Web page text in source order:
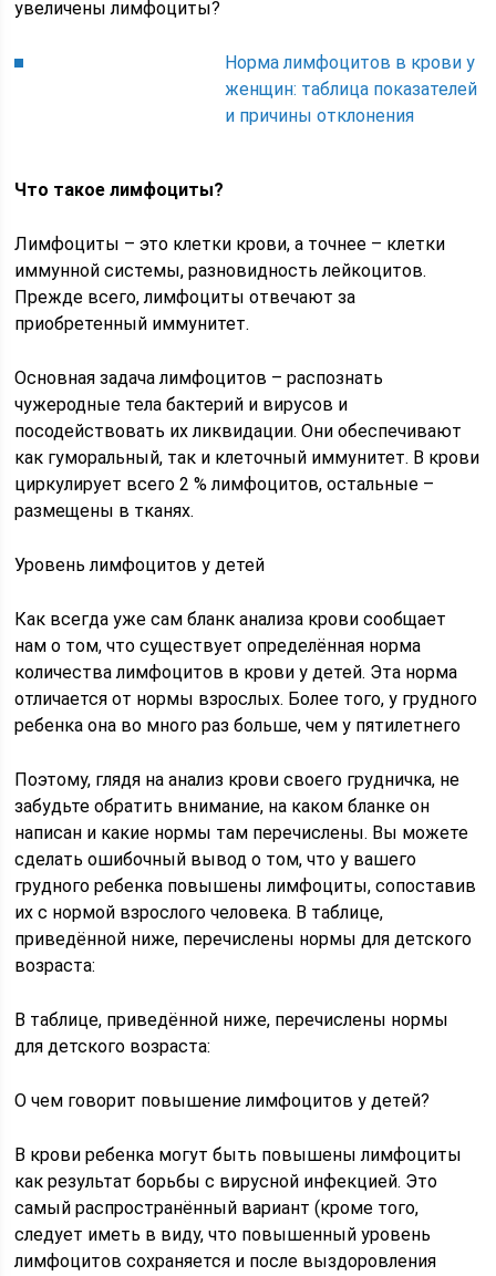
увеличены лимфоциты?
Норма лимфоцитов в крови у
женщин: таблица показателей
и причины отклонения
Что такое лимфоциты?
Лимфоциты – это клетки крови, а точнее – клетки
иммунной системы, разновидность лейкоцитов.
Прежде всего, лимфоциты отвечают за
приобретенный иммунитет.
Основная задача лимфоцитов – распознать
чужеродные тела бактерий и вирусов и
посодействовать их ликвидации. Они обеспечивают
как гуморальный, так и клеточный иммунитет. В крови
циркулирует всего 2 % лимфоцитов, остальные –
размещены в тканях.
Уровень лимфоцитов у детей
Как всегда уже сам бланк анализа крови сообщает
нам о том, что существует определённая норма
количества лимфоцитов в крови у детей. Эта норма
отличается от нормы взрослых. Более того, у грудного
ребенка она во много раз больше, чем у пятилетнего
Поэтому, глядя на анализ крови своего грудничка, не
забудьте обратить внимание, на каком бланке он
написан и какие нормы там перечислены. Вы можете
сделать ошибочный вывод о том, что у вашего
грудного ребенка повышены лимфоциты, сопоставив
их с нормой взрослого человека. В таблице,
приведённой ниже, перечислены нормы для детского
возраста:
В таблице, приведённой ниже, перечислены нормы
для детского возраста:
О чем говорит повышение лимфоцитов у детей?
В крови ребенка могут быть повышены лимфоциты
как результат борьбы с вирусной инфекцией. Это
самый распространённый вариант (кроме того,
следует иметь в виду, что повышенный уровень
лимфоцитов сохраняется и после выздоровления